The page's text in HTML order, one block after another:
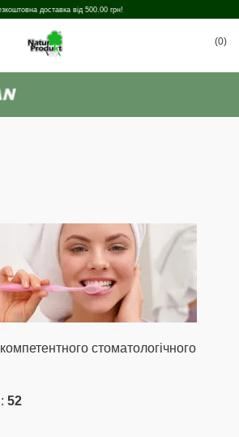
доставка від 500.00 грн!
(0)
стоматологічного
52